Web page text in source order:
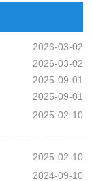
2026-03-02
2026-03-02
2025-09-01
2025-09-01
2025-02-10
2025-02-10
2024-09-10